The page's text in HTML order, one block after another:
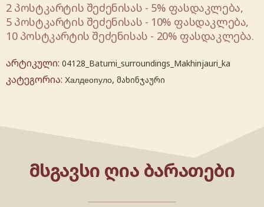
2 პოსტკარტის შეძენისას - 5% ფასდაკლება,
5 პოსტკარტის შეძენისას - 10% ფასდაკლება,
10 პოსტკარტის შეძენისას - 20% ფასდაკლება.
არტიკული: 04128_Batumi_surroundings_Makhinjauri_ka
კატეგორია: Халдеопуло, მახინჯაური
ᲛᲡᲒᲐᲕᲡᲘ ᲦᲘᲐ ᲑᲐᲠᲐᲗᲔᲑᲘ